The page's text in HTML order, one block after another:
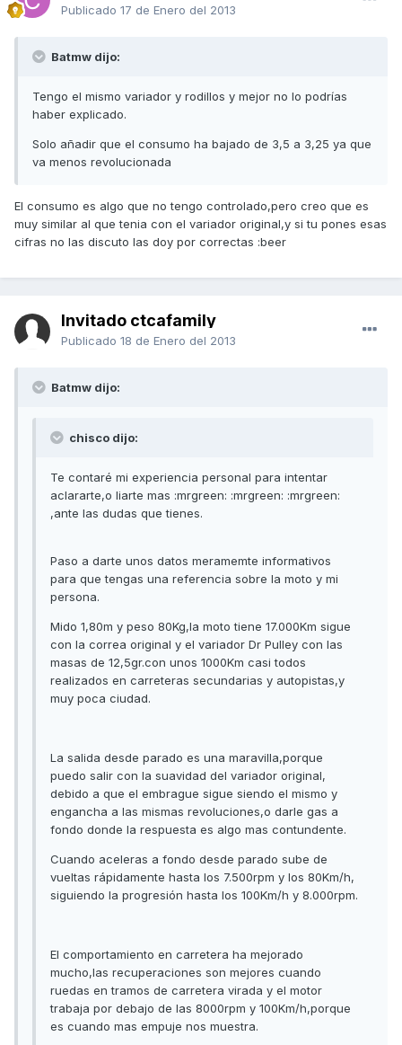
Publicado 17 de Enero del 2013
Batmw dijo:
Tengo el mismo variador y rodillos y mejor no lo podrías
haber explicado.
Solo añadir que el consumo ha bajado de 3,5 a 3,25 ya que
va menos revolucionada
El consumo es algo que no tengo controlado,pero creo que es
muy similar al que tenia con el variador original,y si tu pones esas
cifras no las discuto las doy por correctas :beer
Invitado ctcafamily
Publicado 18 de Enero del 2013
Batmw dijo:
chisco dijo:
Te contaré mi experiencia personal para intentar
aclararte,o liarte mas :mrgreen: :mrgreen: :mrgreen:
,ante las dudas que tienes.
Paso a darte unos datos meramemte informativos
para que tengas una referencia sobre la moto y mi
persona.
Mido 1,80m y peso 80Kg,la moto tiene 17.000Km sigue
con la correa original y el variador Dr Pulley con las
masas de 12,5gr.con unos 1000Km casi todos
realizados en carreteras secundarias y autopistas,y
muy poca ciudad.
La salida desde parado es una maravilla,porque
puedo salir con la suavidad del variador original,
debido a que el embrague sigue siendo el mismo y
engancha a las mismas revoluciones,o darle gas a
fondo donde la respuesta es algo mas contundente.
Cuando aceleras a fondo desde parado sube de
vueltas rápidamente hasta los 7.500rpm y los 80Km/h,
siguiendo la progresión hasta los 100Km/h y 8.000rpm.
El comportamiento en carretera ha mejorado
mucho,las recuperaciones son mejores cuando
ruedas en tramos de carretera virada y el motor
trabaja por debajo de las 8000rpm y 100Km/h,porque
es cuando mas empuje nos muestra.